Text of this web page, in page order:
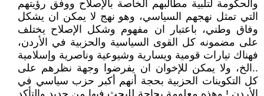
والحكومة لتلبية مطالبهم الخاصة بالإصلاح ووفق رؤيتهم
التي تمثل نهجهم السياسي، وهو نهج لا يمكن ان يشكل
وفاق وطني، باعتبار ان مفهوم وشكل الإصلاح يختلف
على مضمونه كل القوى السياسية والحزبية في الأردن،
فهناك تيارات قومية ويسارية وشيوعية وناصرية وإسلامية
..الخ، ولا يمكن للإخوان ان يفرضوا وجهة نظرهم على
كل التكوينات الحزبية بحجة أنهم أكبر حزب سياسي في